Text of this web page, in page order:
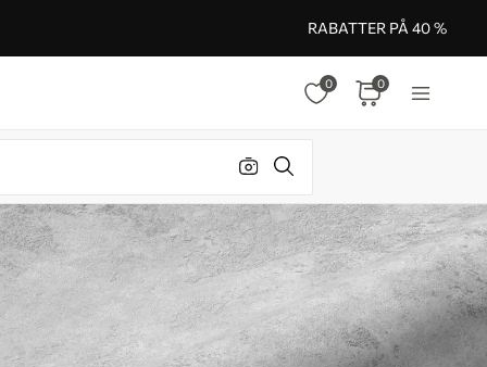
RABATTER PÅ 40 %
0 0